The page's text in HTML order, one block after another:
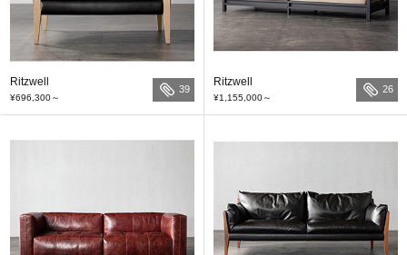
Ritzwell
¥696,300～
39
Ritzwell
¥1,155,000～
26